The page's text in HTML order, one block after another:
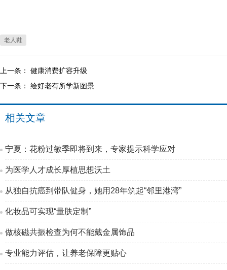
老人鞋
上一条： 健康消费扩容升级
下一条： 绘好老有所学新图景
相关文章
宁夏：花粉过敏季即将到来，专家提示科学应对
为医学人才成长厚植思想沃土
从独自抗癌到带队健身，她用28年筑起“邻里港湾”
化妆品可实现“量肤定制”
做核磁共振检查为何不能戴金属饰品
专业能力评估，让养老保障更贴心